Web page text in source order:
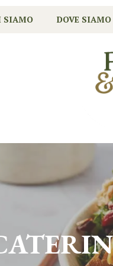
SIAMO DOVE SIAMO